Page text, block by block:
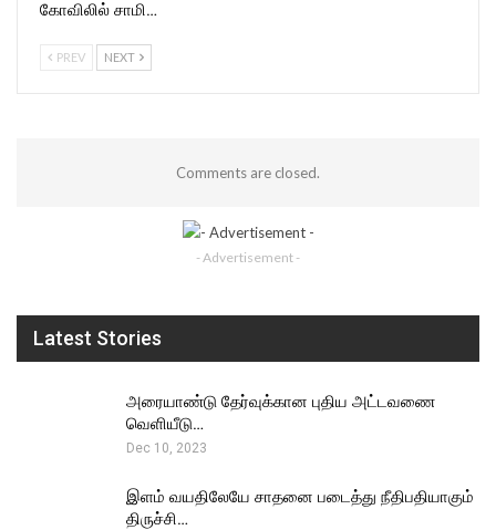
கோவிலில் சாமி…
PREV NEXT
Comments are closed.
- Advertisement -
Latest Stories
அரையாண்டு தேர்வுக்கான புதிய அட்டவணை
வெளியீடு…
Dec 10, 2023
இளம் வயதிலேயே சாதனை படைத்து நீதிபதியாகும்
திருச்சி…